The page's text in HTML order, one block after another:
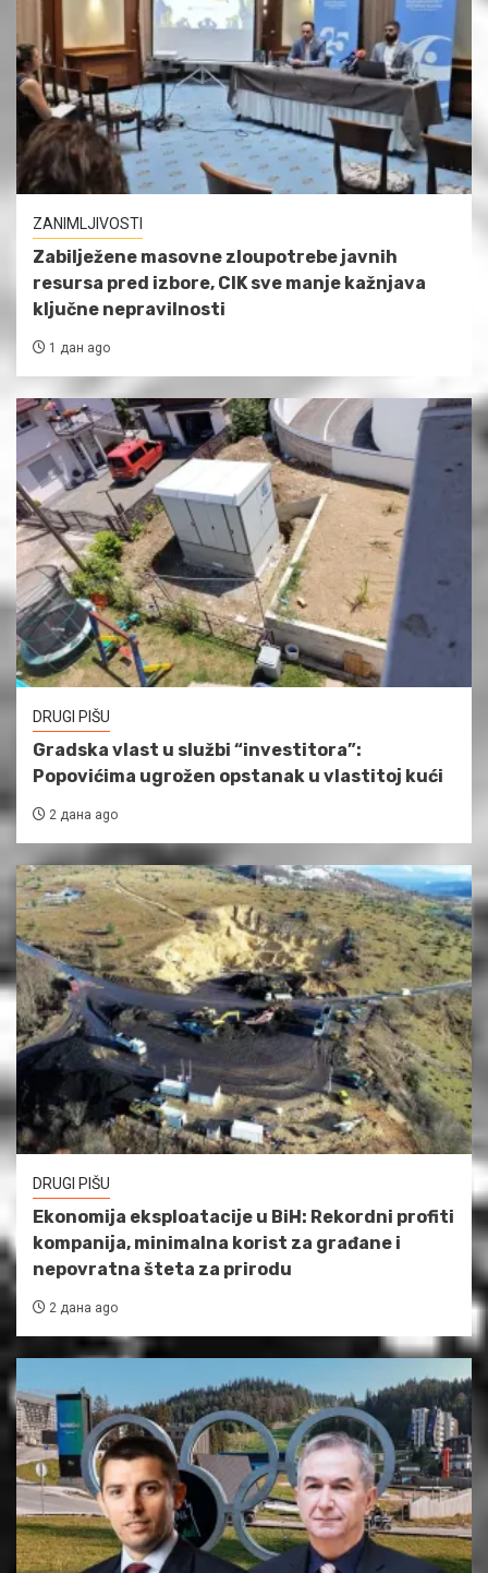
ZANIMLJIVOSTI
Zabilježene masovne zloupotrebe javnih
resursa pred izbore, CIK sve manje kažnjava
ključne nepravilnosti
1 дан ago
DRUGI PIŠU
Gradska vlast u službi “investitora”:
Popovićima ugrožen opstanak u vlastitoj kući
2 дана ago
DRUGI PIŠU
Ekonomija eksploatacije u BiH: Rekordni profiti
kompanija, minimalna korist za građane i
nepovratna šteta za prirodu
2 дана ago